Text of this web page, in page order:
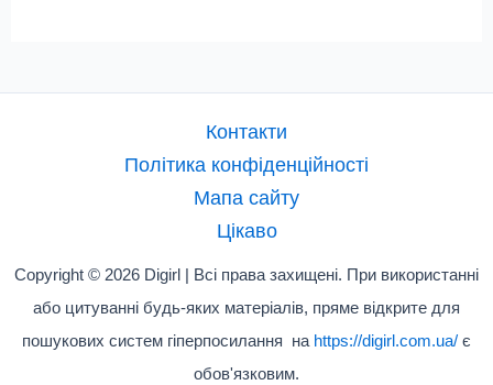
Контакти
Політика конфіденційності
Мапа сайту
Цікаво
Copyright © 2026 Digirl | Всі права захищені. При використанні
або цитуванні будь-яких матеріалів, пряме відкрите для
пошукових систем гіперпосилання на https://digirl.com.ua/ є
обов'язковим.